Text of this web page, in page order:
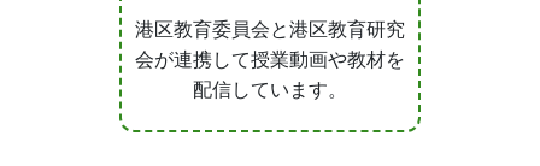
今日は運動会、今年のテーマは「
かって勇気をもって進んでいく子
えました。開会式には全園児が揃
元気に体操をしたりしました。